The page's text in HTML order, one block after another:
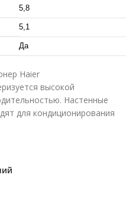
5,8
5,1
Да
Haier
высокой
Настенные
для кондиционирования